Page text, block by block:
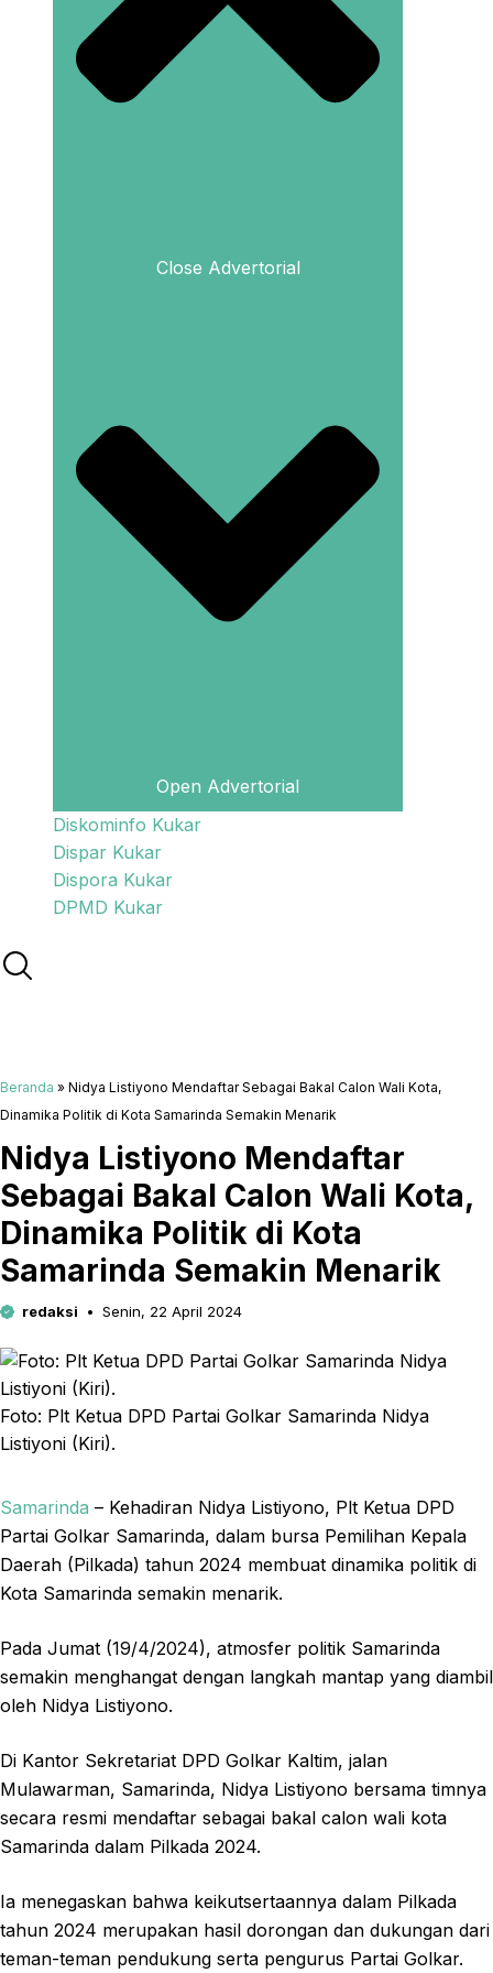
Close Advertorial
Open Advertorial
Diskominfo Kukar
Dispar Kukar
Dispora Kukar
DPMD Kukar
Beranda » Nidya Listiyono Mendaftar Sebagai Bakal Calon Wali Kota,
Dinamika Politik di Kota Samarinda Semakin Menarik
Nidya Listiyono Mendaftar
Sebagai Bakal Calon Wali Kota,
Dinamika Politik di Kota
Samarinda Semakin Menarik
redaksi Senin, 22 April 2024
Foto: Plt Ketua DPD Partai Golkar Samarinda Nidya
Listiyoni (Kiri).
Samarinda – Kehadiran Nidya Listiyono, Plt Ketua DPD
Partai Golkar Samarinda, dalam bursa Pemilihan Kepala
Daerah (Pilkada) tahun 2024 membuat dinamika politik di
Kota Samarinda semakin menarik.
Pada Jumat (19/4/2024), atmosfer politik Samarinda
semakin menghangat dengan langkah mantap yang diambil
oleh Nidya Listiyono.
Di Kantor Sekretariat DPD Golkar Kaltim, jalan
Mulawarman, Samarinda, Nidya Listiyono bersama timnya
secara resmi mendaftar sebagai bakal calon wali kota
Samarinda dalam Pilkada 2024.
Ia menegaskan bahwa keikutsertaannya dalam Pilkada
tahun 2024 merupakan hasil dorongan dan dukungan dari
teman-teman pendukung serta pengurus Partai Golkar.